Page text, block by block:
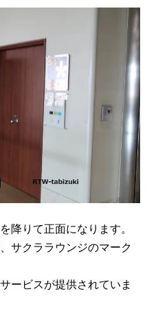
降りて正面になります。
サクララウンジのマーク
ービスが提供されていま